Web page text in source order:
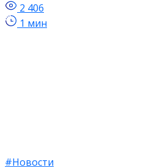
2 406
1 мин
#Новости